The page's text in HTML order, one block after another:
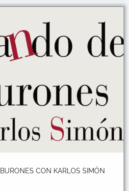
CON KARLOS SIMÓN